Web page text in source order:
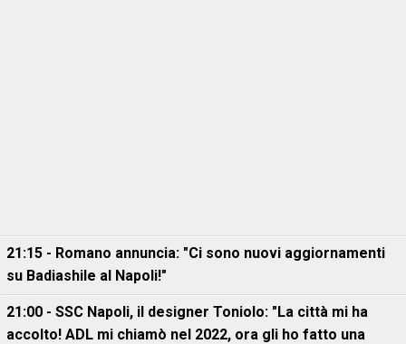
21:15 - Romano annuncia: "Ci sono nuovi aggiornamenti
su Badiashile al Napoli!"
21:00 - SSC Napoli, il designer Toniolo: "La città mi ha
accolto! ADL mi chiamò nel 2022, ora gli ho fatto una